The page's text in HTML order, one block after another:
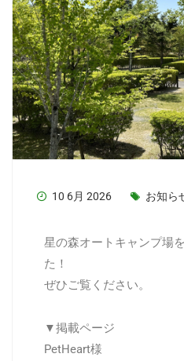
10 6月 2026 お知ら
星の森オートキャンプ場
た！
ぜひご覧ください。
▼掲載ページ
PetHeart様